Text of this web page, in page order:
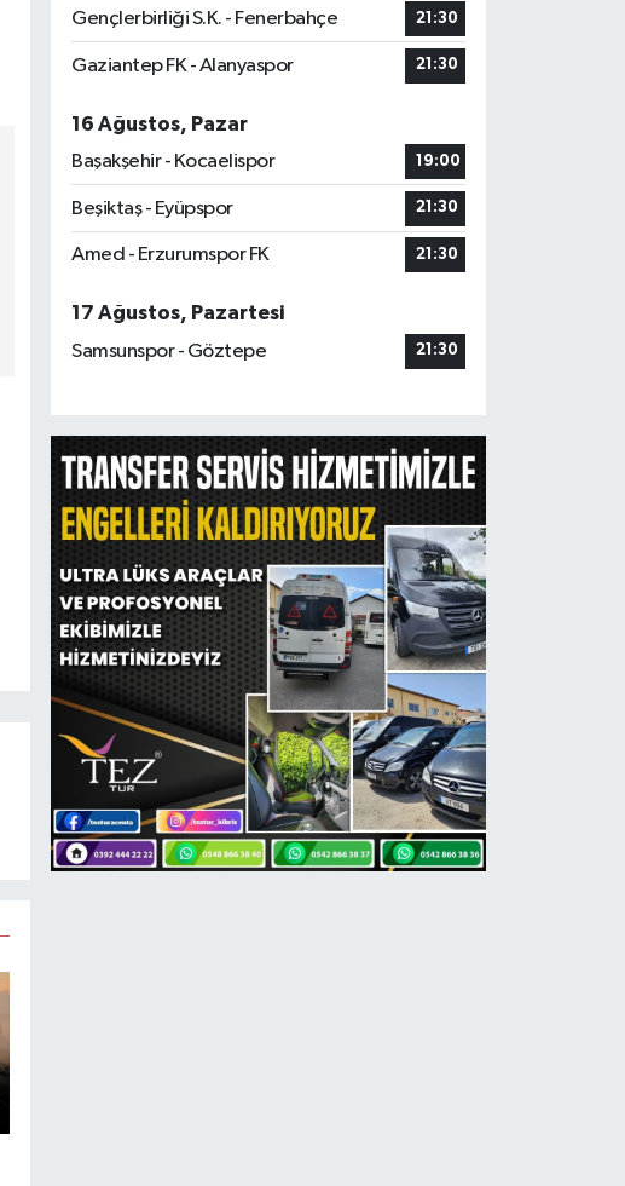
Gençlerbirliği S.K. - Fenerbahçe 21:30
Gaziantep FK - Alanyaspor 21:30
16 Ağustos, Pazar
Başakşehir - Kocaelispor
19:00
Beşiktaş - Eyüpspor 21:30
Amed - Erzurumspor FK 21:30
17 Ağustos, Pazartesi
Samsunspor - Göztepe
21:30